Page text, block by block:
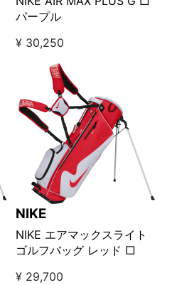
パープル
¥ 30,250
NIKE
NIKE エアマックスライト
ゴルフバッグ レッド □
¥ 29,700